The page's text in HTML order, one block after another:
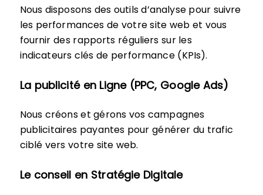
Nous disposons des outils d’analyse pour suivre
les performances de votre site web et vous
fournir des rapports réguliers sur les
indicateurs clés de performance (KPIs).
La publicité en Ligne (PPC, Google Ads)
Nous créons et gérons vos campagnes
publicitaires payantes pour générer du trafic
ciblé vers votre site web.
Le conseil en Stratégie Digitale